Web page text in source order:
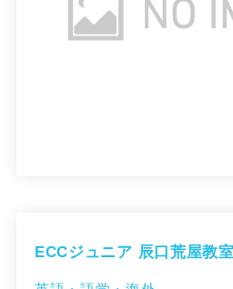
ECCジュニア 辰口荒屋教室